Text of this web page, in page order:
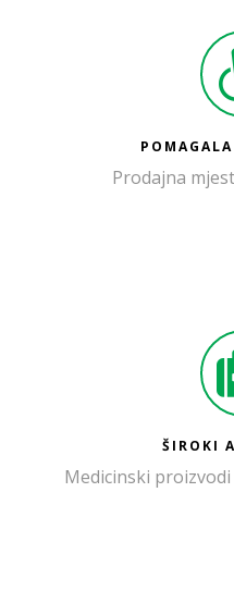
Prodajna
ŠIROKI
Medicinski